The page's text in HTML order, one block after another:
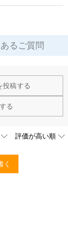
思い出を込めた「家そ
ったギフト
アとして最適
るご質問
投稿する
る
く
ン、文字内容、ご
。
すか？
に可能な限り最高
の場合、中継料が
め、ご入金を確
なく、一つ一つ手
すか？